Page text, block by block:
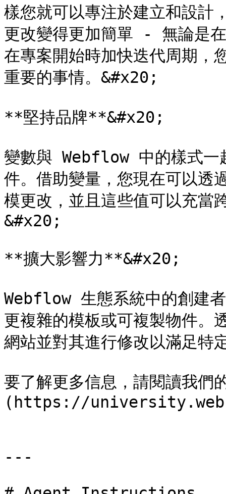
樣您就可以專注於建立和設計
更改變得更加簡單 - 無論是
在專案開始時加快迭代周期，
重要的事情。&#x20;
**堅持品牌**&#x20;
變數與 Webflow 中的樣式一
件。借助變量，您現在可以透
模更改，並且這些值可以充當
&#x20;
**擴大影響力**&#x20;
Webflow 生態系統中的創建
更複雜的模板或可複製物件。
網站並對其進行修改以滿足
要了解更多信息，請閱讀我
(https://
---